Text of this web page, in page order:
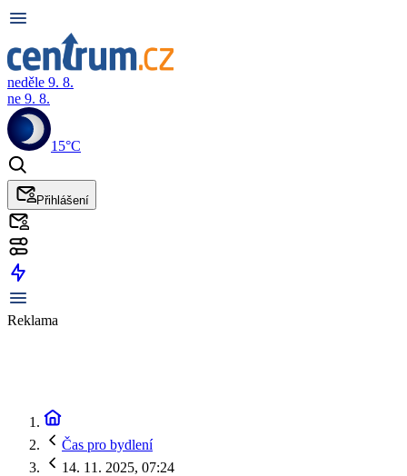
neděle 9. 8.
ne 9. 8.
15°C
Přihlášení
Reklama
Čas pro bydlení
14. 11. 2025, 07:24